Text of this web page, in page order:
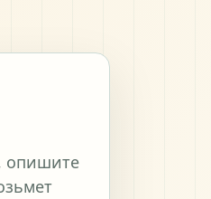
опишите